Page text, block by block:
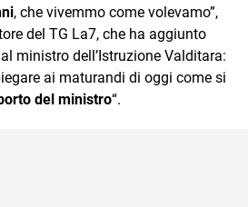
, che vivemmo come volevamo”,
del TG La7, che ha aggiunto
ministro dell’Istruzione Valditara:
ai maturandi di oggi come si
del ministro“.